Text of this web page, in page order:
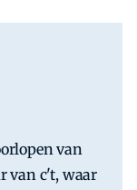
van
van c't, waar